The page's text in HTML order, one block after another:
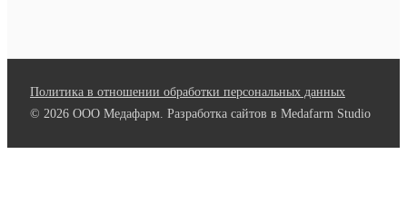
Политика в отношении обработки персональных данных
© 2026 ООО Медафарм. Разработка сайтов в Medafarm Studio